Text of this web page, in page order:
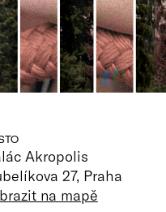
Akropolis
27, Praha
na mapě